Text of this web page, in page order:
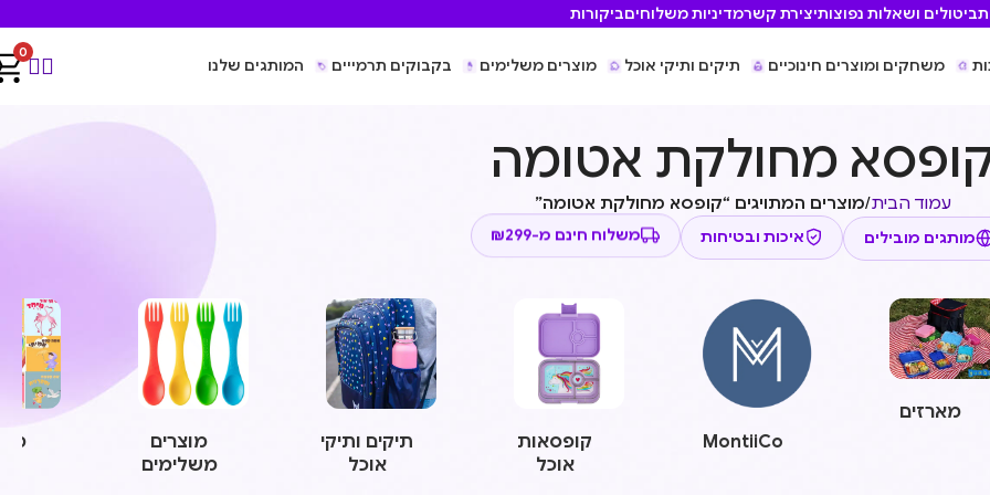
ביטולים ושאלות נפוצותיצירת קשרמדיניות משלוחיםביקורות
משחקים ומוצרים חינוכיים תיקים ותיקי אוכל מוצרים משלימים בקבוקים תרמייים המותגים שלנו
0
מחולקת אטומה
עמוד הבית/מוצרים המתויגים “קופסא מחולקת אטומה”
מותגים מובילים איכות ובטיחות משלוח חינם מ-₪299
מארזים
MontiiCo
קופסאות
אוכל
תיקים ותיקי
אוכל
מוצרים
משלימים